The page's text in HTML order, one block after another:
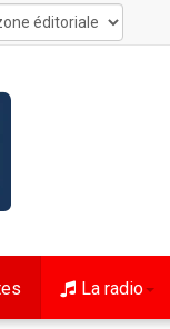
La radio